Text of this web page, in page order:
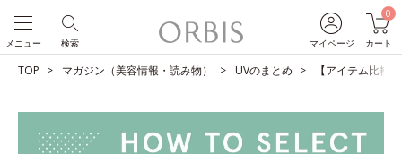
マイページ
0
カート
検索
メニュー
TOP マガジン（美容情報・読み物） UVのまとめ 【アイテム比較